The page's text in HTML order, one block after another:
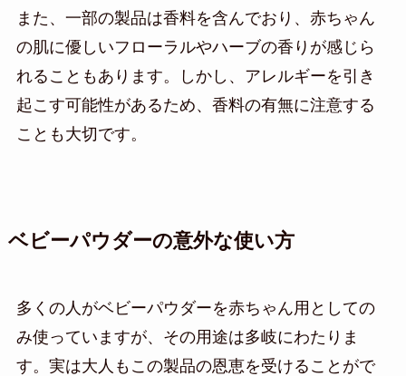
また、一部の製品は香料を含んでおり、赤ちゃん
の肌に優しいフローラルやハーブの香りが感じら
れることもあります。しかし、アレルギーを引き
起こす可能性があるため、香料の有無に注意する
ことも大切です。
ベビーパウダーの意外な使い方
多くの人がベビーパウダーを赤ちゃん用としての
み使っていますが、その用途は多岐にわたりま
す。実は大人もこの製品の恩恵を受けることがで